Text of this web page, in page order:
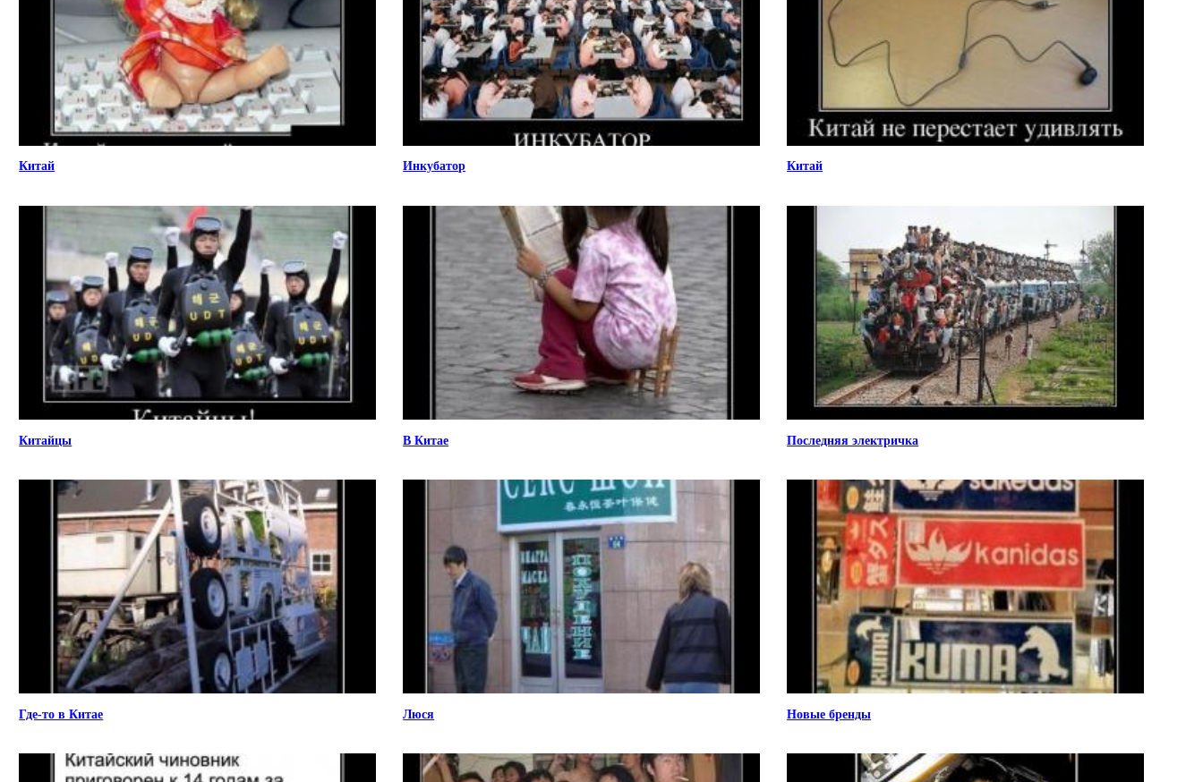
Китай Инкубатор Китай
Китайцы В Китае Последняя электричка
Где-то в Китае Люся Новые бренды